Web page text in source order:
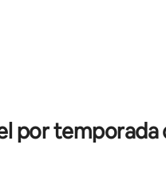
5, 183 avaliações
por temporada